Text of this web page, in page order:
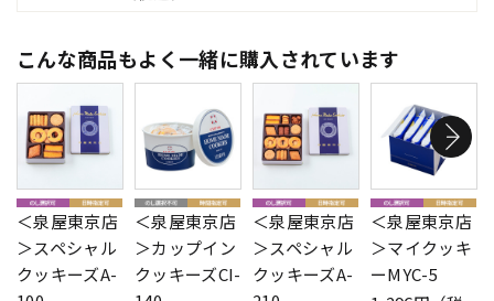
こんな商品もよく一緒に購入されています
＜泉屋東京店
＞スペシャル
クッキーズA-
＜泉屋東京店
＞カップイン
クッキーズCI-
＜泉屋東京店
＞スペシャル
クッキーズA-
＜泉屋東京店
＞マイクッキ
ーMYC-5